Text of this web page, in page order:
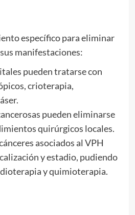
específico para eliminar
manifestaciones:
pueden tratarse con
crioterapia,
pueden eliminarse
quirúrgicos locales.
asociados al VPH
y estadio, pudiendo
y quimioterapia.